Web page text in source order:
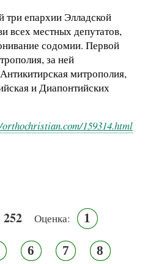
три епархии Элладской
всех местных депутатов,
содомии. Первой
за ней
митрополия,
и Диапонтийских
159314.html
252 Оценка: 1
6 7 8